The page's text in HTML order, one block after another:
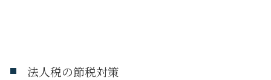
法人税の節税対策